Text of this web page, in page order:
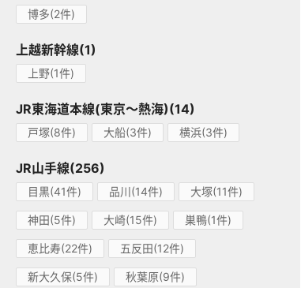
博多(2件)
上越新幹線(1)
上野(1件)
JR東海道本線(東京～熱海)(14)
戸塚(8件) 大船(3件) 横浜(3件)
JR山手線(256)
目黒(41件) 品川(14件) 大塚(11件)
神田(5件) 大崎(15件) 巣鴨(1件)
恵比寿(22件) 五反田(12件)
新大久保(5件) 秋葉原(9件)